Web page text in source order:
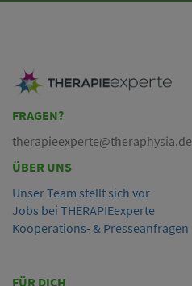
FRAGEN?
therapieexperte@theraphysia.de
ÜBER UNS
Unser Team stellt sich vor
Jobs bei THERAPIEexperte
Kooperations- & Presseanfragen
FÜR DICH